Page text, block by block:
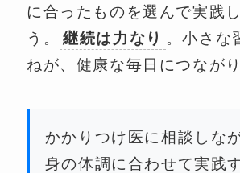
に合ったものを選んで実践
う。
継続は力なり 。小さな
ねが、健康な毎日につながり
かかりつけ医に相談しな
身の体調に合わせて実践